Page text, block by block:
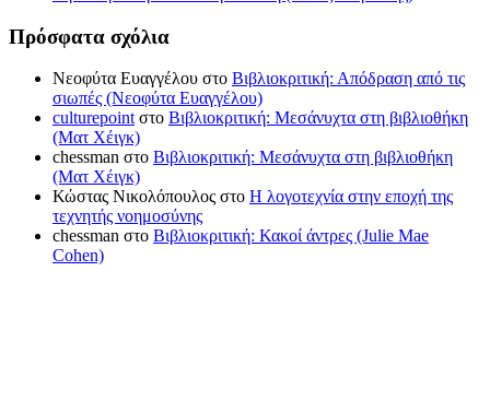
Πρόσφατα σχόλια
Νεοφύτα Ευαγγέλου στο Βιβλιοκριτική: Απόδραση από τις
σιωπές (Νεοφύτα Ευαγγέλου)
culturepointστο Βιβλιοκριτική: Μεσάνυχτα στη βιβλιοθήκη
(Ματ Χέιγκ)
chessman στο Βιβλιοκριτική: Μεσάνυχτα στη βιβλιοθήκη
(Ματ Χέιγκ)
Κώστας Νικολόπουλος στο Η λογοτεχνία στην εποχή της
τεχνητής νοημοσύνης
chessman στο Βιβλιοκριτική: Κακοί άντρες (Julie Mae
Cohen)